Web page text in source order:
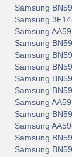
Samsung
Samsung
Samsung
Samsung
Samsung
Samsung
Samsung
Samsung
Samsung
Samsung
Samsung
Samsung
Samsung